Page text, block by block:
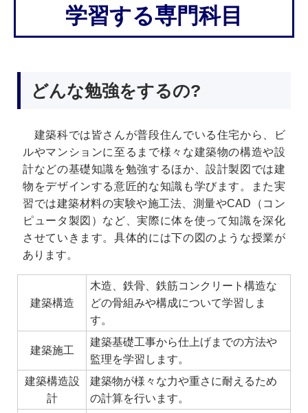
学習する専門科目
どんな勉強をするの?
建築科では皆さんが普段住んでいる住宅から、ビ
ルやマンションに至るまで様々な建築物の構造や設
計などの基礎知識を勉強するほか、設計製図では建
物をデザインする意匠的な知識も学びます。また実
習では建築材料の実験や施工法、測量やCAD（コン
ピュータ製図）など、実際に体を使って知識を深化
させていきます。具体的には下の図のような授業が
あります。
建築構造
木造、鉄骨、鉄筋コンクリート構造な
どの骨組みや構成について学習しま
す。
建築施工
建築基礎工事から仕上げまでの方法や
監理を学習します。
建築構造設
計
建築物が様々な力や重さに耐えるため
の計算を行います。